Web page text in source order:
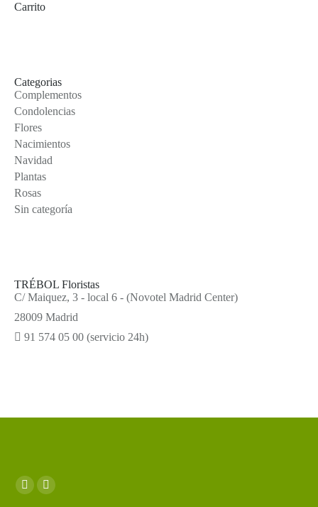
Carrito
Categorias
Complementos
Condolencias
Flores
Nacimientos
Navidad
Plantas
Rosas
Sin categoría
TRÉBOL Floristas
C/ Maiquez, 3 - local 6 - (Novotel Madrid Center)
28009 Madrid
91 574 05 00 (servicio 24h)